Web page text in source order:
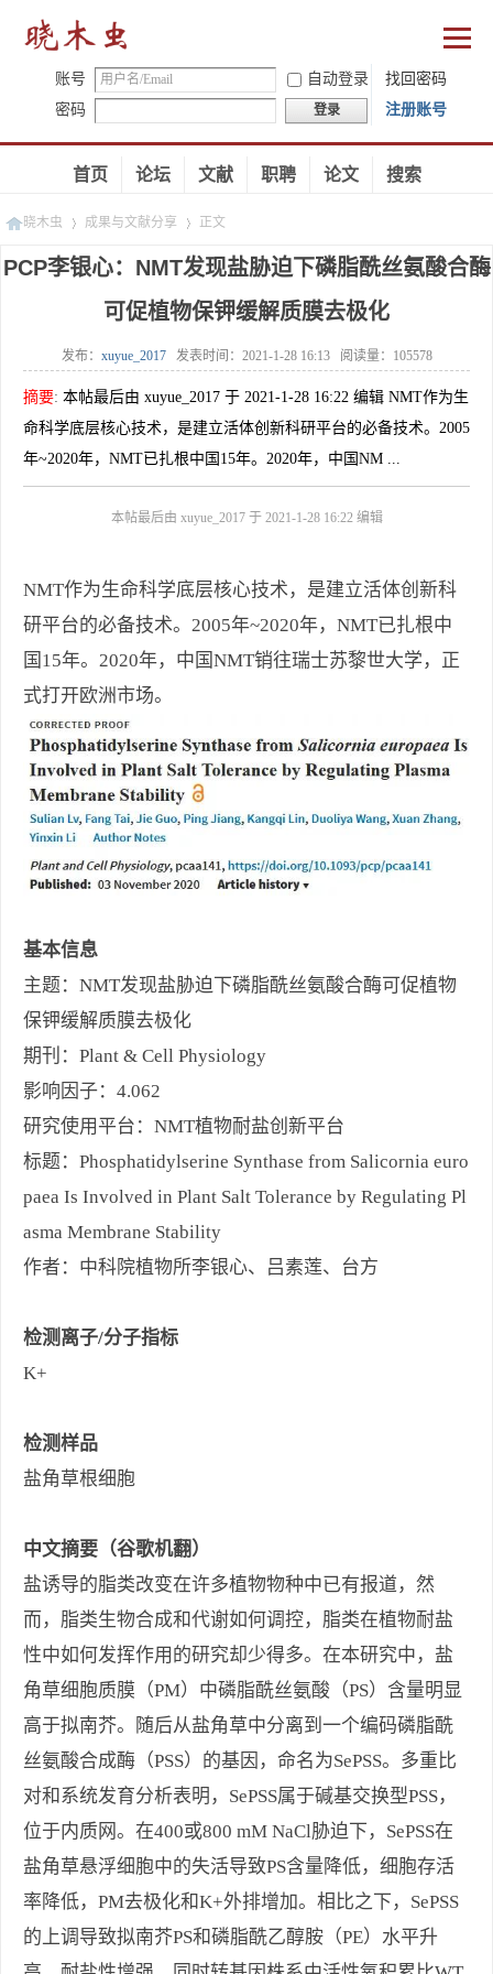
账号 自动登录
找回密码
密码
登录 注册账号
首页 论坛 文献 职聘 论文 搜索
晓木虫 成果与文献分享
»
正文
PCP李银心：NMT发现盐胁迫下磷脂酰丝氨酸合酶
可促植物保钾缓解质膜去极化
发布： xuyue_2017 发表时间： 2021-1-28 16:13 阅读量： 105578
摘要: 本帖最后由 xuyue_2017 于 2021-1-28 16:22 编辑 NMT作为生
命科学底层核心技术，是建立活体创新科研平台的必备技术。2005
年~2020年，NMT已扎根中国15年。2020年，中国NM ...
本帖最后由 xuyue_2017 于 2021-1-28 16:22 编辑
NMT作为生命科学底层核心技术，是建立活体创新科
研平台的必备技术。2005年~2020年，NMT已扎根中
国15年。2020年，中国NMT销往瑞士苏黎世大学，正
式打开欧洲市场。
基本信息
主题：NMT发现盐胁迫下磷脂酰丝氨酸合酶可促植物
保钾缓解质膜去极化
期刊：Plant & Cell Physiology
影响因子：4.062
研究使用平台：NMT植物耐盐创新平台
标题：Phosphatidylserine Synthase from Salicornia euro
paea Is Involved in Plant Salt Tolerance by Regulating Pl
asma Membrane Stability
作者：中科院植物所李银心、吕素莲、台方
检测离子/分子指标
K+
检测样品
盐角草根细胞
中文摘要（谷歌机翻）
盐诱导的脂类改变在许多植物物种中已有报道，然
而，脂类生物合成和代谢如何调控，脂类在植物耐盐
性中如何发挥作用的研究却少得多。在本研究中，盐
角草细胞质膜（PM）中磷脂酰丝氨酸（PS）含量明显
高于拟南芥。随后从盐角草中分离到一个编码磷脂酰
丝氨酸合成酶（PSS）的基因，命名为SePSS。多重比
对和系统发育分析表明，SePSS属于碱基交换型PSS，
位于内质网。在400或800 mM NaCl胁迫下，SePSS在
盐角草悬浮细胞中的失活导致PS含量降低，细胞存活
率降低，PM去极化和K+外排增加。相比之下，SePSS
的上调导致拟南芥PS和磷脂酰乙醇胺（PE）水平升